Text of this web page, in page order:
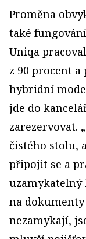
Proměna
také
Uniqa
z 90 procent
hybridní
jde do
zarezervovat.
čistého stolu,
připojit se a
uzamykatelný
na dokumenty
nezamykají,